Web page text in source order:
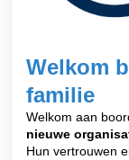
Welkom
familie
Welkom aan
nieuwe
Hun vertrouwen